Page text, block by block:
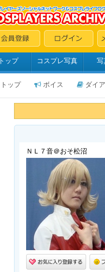
トップ コスプレ写真 写
トップ ボイス ダイ
ＮＬ７音＠おそ松沼